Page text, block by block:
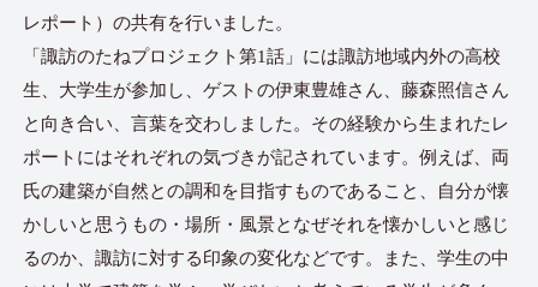
レポート）の共有を行いました。
「諏訪のたねプロジェクト第1話」には諏訪地域内外の高校
生、大学生が参加し、ゲストの伊東豊雄さん、藤森照信さん
と向き合い、言葉を交わしました。その経験から生まれたレ
ポートにはそれぞれの気づきが記されています。例えば、両
氏の建築が自然との調和を目指すものであること、自分が懐
かしいと思うもの・場所・風景となぜそれを懐かしいと感じ
るのか、諏訪に対する印象の変化などです。また、学生の中